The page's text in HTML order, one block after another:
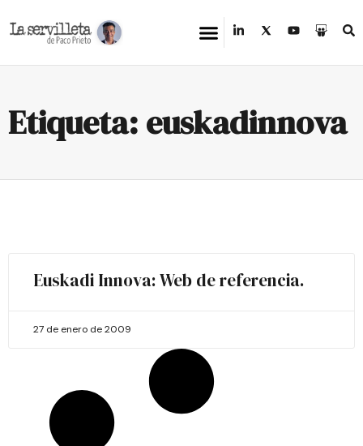
Etiqueta: euskadinnova
Euskadi Innova: Web de referencia.
27 de enero de 2009